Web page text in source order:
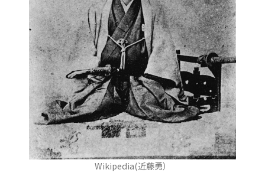
Wikipedia(近藤勇）